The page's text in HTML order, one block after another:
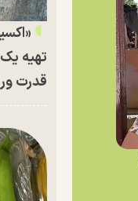
تهیه
قدرت